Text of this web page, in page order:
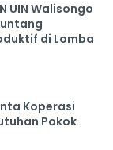
UIN Walisongo
di Lomba
Koperasi
Pokok